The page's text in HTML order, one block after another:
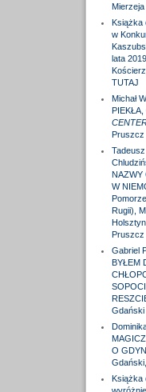
Mierzeja
Książka
w
lata
TUTAJ
Michał
PIEKŁA,
Pruszcz
Tadeusz
NAZWY
W
Rugii),
Pruszcz
Gabriel
BYŁEM
Gdański
O
Książka